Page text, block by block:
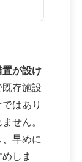
置が設け
既存施設
はあり
せん。
早めに
しま